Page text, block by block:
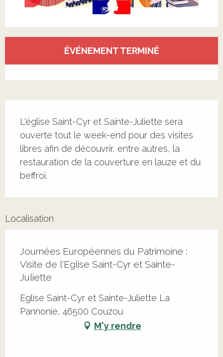
Ouverture et coordonnées
ÉVÉNEMENT TERMINÉ
L'église Saint-Cyr et Sainte-Juliette sera
ouverte tout le week-end pour des visites
libres afin de découvrir, entre autres, la
restauration de la couverture en lauze et du
beffroi.
Localisation
Journées Européennes du Patrimoine :
Visite de l'Eglise Saint-Cyr et Sainte-
Juliette
Eglise Saint-Cyr et Sainte-Juliette La
Pannonie, 46500 Couzou
M'y rendre